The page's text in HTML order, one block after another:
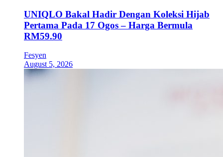
UNIQLO Bakal Hadir Dengan Koleksi Hijab
Pertama Pada 17 Ogos – Harga Bermula
RM59.90
Fesyen
August 5, 2026